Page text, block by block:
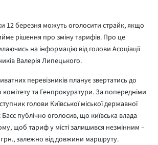
12 березня можуть оголосити страйк, якщо
рішення про зміну тарифів. Про це
на інформацію від голови Асоціації
Валерія Липецького.
перевізників планує звертатись до
та Генпрокуратури. За попередніми
голови Київської міської державної
Басс публічно оголосив, що київська влада
щоб тариф у місті залишився незмінним –
грн., залежно від довжини маршруту.